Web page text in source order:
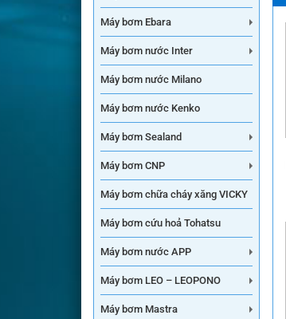
Máy bơm Ebara
Máy bơm nước Inter
Máy bơm nước Milano
Máy bơm nước Kenko
Máy bơm Sealand
Máy bơm CNP
Máy bơm chữa cháy xăng VICKY
Máy bơm cứu hoả Tohatsu
Máy bơm nước APP
Máy bơm LEO – LEOPONO
Máy bơm Mastra